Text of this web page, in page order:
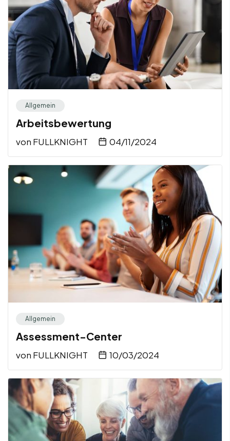
Allgemein
Arbeitsbewertung
von FULLKNIGHT 04/11/2024
Allgemein
Assessment-Center
von FULLKNIGHT 10/03/2024